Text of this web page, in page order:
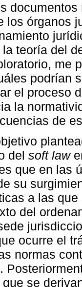
los órganos
teoría del
me
podrían
el proceso
la
de
del soft law
que en las
su
a las
del
ocurre el
normas
se